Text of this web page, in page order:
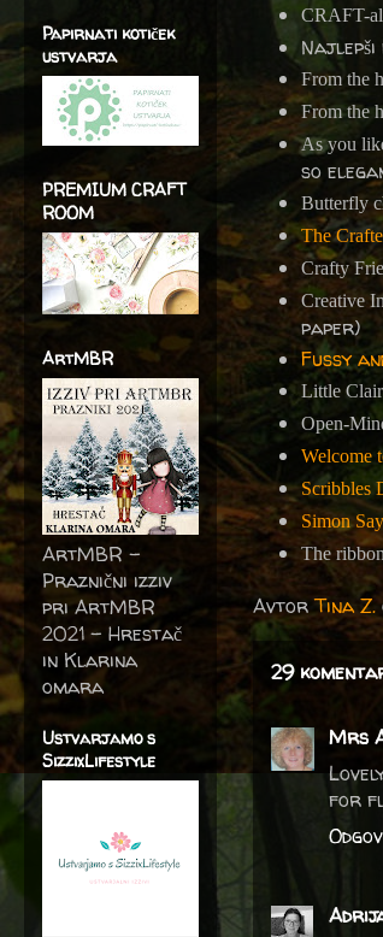
CRAFT-
From the
From the
As you
so
Butterfly
The
Crafty
Creative
paper)
Fussy
Little
Open-
Welcome
Scribbles
Simon
The
AvtorTina Z.
29
Mrs
for
Papirnati kotiček
ustvarja
PREMIUM CRAFT
ROOM
ArtMBR
ArtMBR -
Praznični izziv
pri ArtMBR
2021 – Hrestač
in Klarina
omara
Ustvarjamo s
SizzixLifestyle